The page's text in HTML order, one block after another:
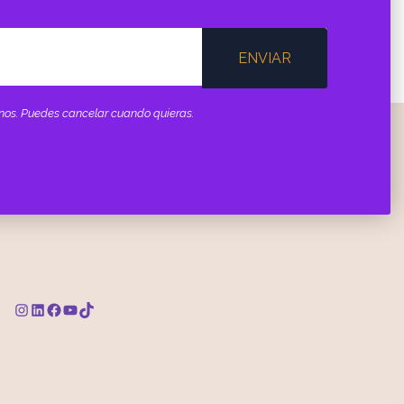
ENVIAR
Puedes cancelar cuando quieras.